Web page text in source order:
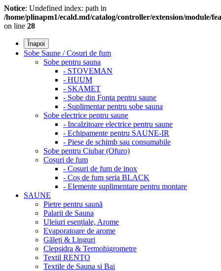
Notice: Undefined index: path in
/home/plinapm1/ecald.md/catalog/controller/extension/module/
on line 28
Înapoi
Sobe Saune / Cosuri de fum
Sobe pentru sauna
- STOVEMAN
- HUUM
- SKAMET
- Sobe din Fonta pentru saune
- Suplimentar pentru sobe sauna
Sobe electrice pentru saune
- Incalzitoare electrice pentru saune
- Echipamente pentru SAUNE-IR
- Piese de schimb sau consumabile
Sobe pentru Ciubar (Ofuro)
Coșuri de fum
- Cosuri de fum de inox
- Coș de fum seria BLACK
- Elemente suplimentare pentru montare
SAUNE
Pietre pentru saună
Palarii de Sauna
Uleiuri esențiale, Arome
Evaporatoare de arome
Găleți & Linguri
Clepsidra & Termohigrometre
Textil RENTO
Textile de Sauna si Bai